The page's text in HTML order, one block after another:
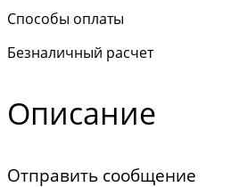
Способы оплаты
Безналичный расчет
Описание
Отправить сообщение